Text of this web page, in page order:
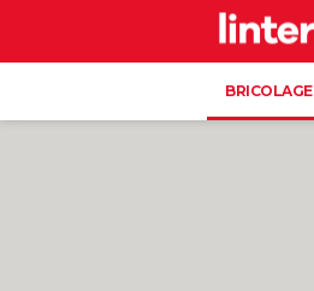
BRICOLAGE